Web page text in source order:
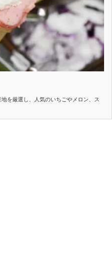
を厳選し、人気のいちごやメロン、ス